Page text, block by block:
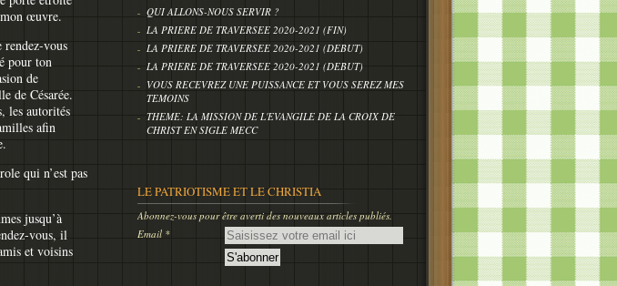
œuvre.
rendez-vous
pour ton
de
de Césarée.
les autorités
afin
qui n’est pas
jusqu’à
vous, il
et voisins
QUI ALLONS-NOUS SERVIR ?
LA PRIERE DE TRAVERSEE 2020-2021 (FIN)
LA PRIERE DE TRAVERSEE 2020-2021 (DEBUT)
LA PRIERE DE TRAVERSEE 2020-2021 (DEBUT)
VOUS RECEVREZ UNE PUISSANCE ET VOUS SEREZ MES
TEMOINS
THEME: LA MISSION DE L'EVANGILE DE LA CROIX DE
CHRIST EN SIGLE MECC
LE PATRIOTISME ET LE CHRISTIA
Abonnez-vous pour être averti des nouveaux articles publiés.
Email